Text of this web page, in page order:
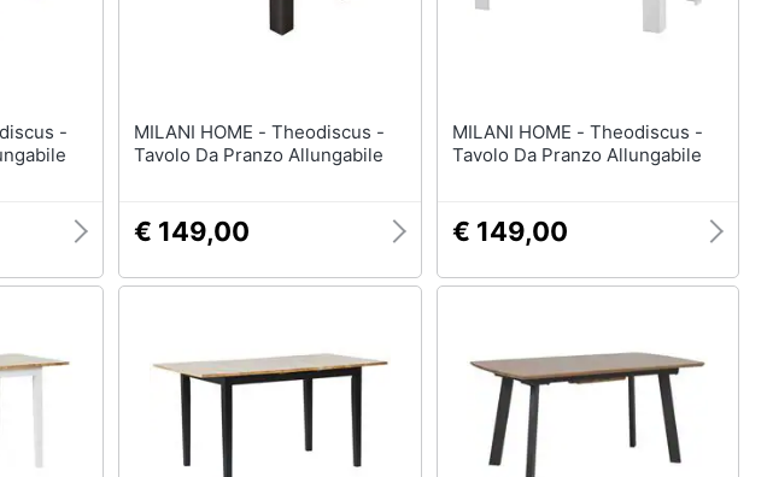
MILANI HOME - Theodiscus -
Tavolo Da Pranzo Allungabile
€ 149,00
MILANI HOME - Theodiscus -
Tavolo Da Pranzo Allungabile
€ 149,00